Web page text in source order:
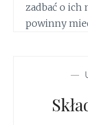
zadbać o ich
powinny
—